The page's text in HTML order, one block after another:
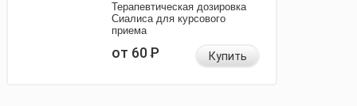
Терапевтическая дозировка
Сиалиса для курсового
приема
от 60Р Купить